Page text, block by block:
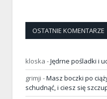
OSTATNIE KOMENTARZE
kloska -Jędrne pośladki i
grimji -Masz boczki po
schudnąć, i ciesz się